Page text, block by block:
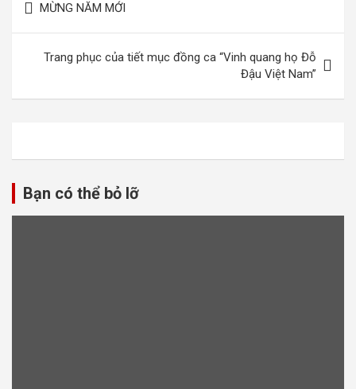
hướng
MỪNG NĂM MỚI
Trang phục của tiết mục đồng ca “Vinh quang họ Đỗ
Đậu Việt Nam”
Bạn có thể bỏ lỡ